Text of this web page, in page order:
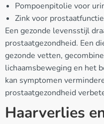
Pompoenpitolie voor
Zink voor prostaatfunctie
Een gezonde levensstijl
prostaatgezondheid. Een
gezonde vetten,
lichaamsbeweging en het
kan symptomen
prostaatgezondheid
Haarverlies